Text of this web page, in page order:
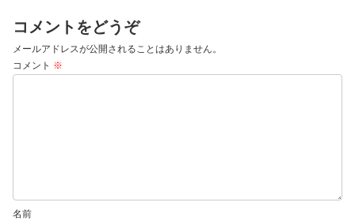
コメントをどうぞ
メールアドレスが公開されることはありません。
コメント ※
名前